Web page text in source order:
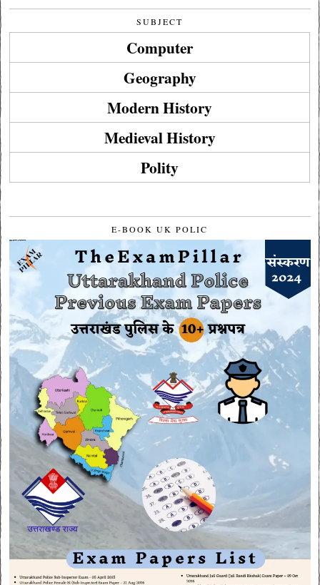
SUBJECT
Computer
Geography
Modern History
Medieval History
Polity
E-BOOK UK POLIC